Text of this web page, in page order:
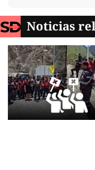
Noticias